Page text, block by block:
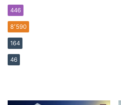
446
8٬590
164
46